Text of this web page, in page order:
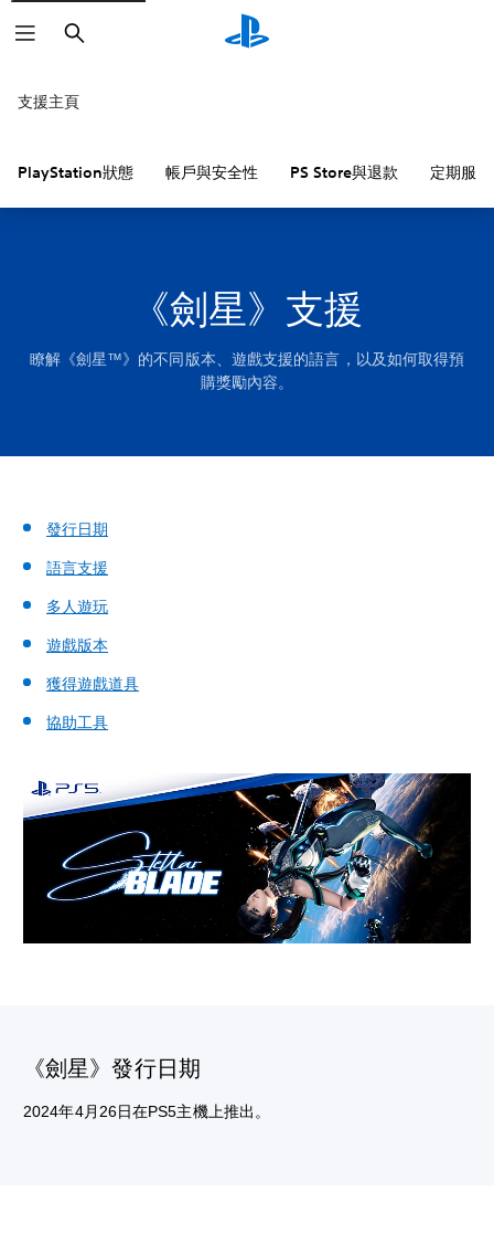
搜
尋
支援主頁
PlayStation狀態 帳戶與安全性 PS Store與退款 定期服務
《劍星》支援
瞭解《劍星™》的不同版本、遊戲支援的語言，以及如何取得預
購獎勵內容。
發行日期
語言支援
多人遊玩
遊戲版本
獲得遊戲道具
協助工具
《劍星》發行日期
2024年4月26日在PS5主機上推出。